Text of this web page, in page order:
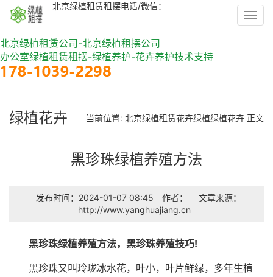
北京绿植租赁公司-北京绿植租摆公司
办公室绿植租赁租摆-绿植养护-花卉养护技术支持
北京绿植租赁租摆电话/微信：
绿植花卉 当前位置: 北京绿植租赁花卉绿植绿植花卉 正文
黑珍珠绿植养殖方法
发布时间：2024-01-07 08:45 作者：
文章来源：
http://www.yanghuajiang.cn
黑珍珠绿植养殖方法，黑珍珠养殖技巧!
黑珍珠又叫玲珑冰水花，叶小，叶片鲜绿，多年生植